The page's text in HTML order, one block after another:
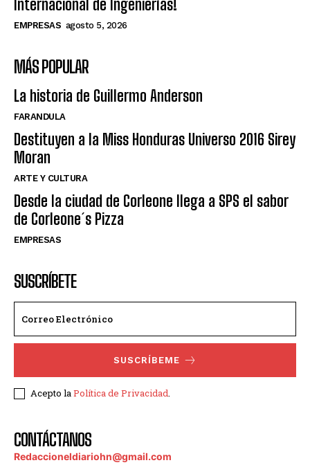
Internacional de Ingenierías!
EMPRESAS agosto 5, 2026
MÁS POPULAR
La historia de Guillermo Anderson
FARANDULA
Destituyen a la Miss Honduras Universo 2016 Sirey
Moran
ARTE Y CULTURA
Desde la ciudad de Corleone llega a SPS el sabor
de Corleone´s Pizza
EMPRESAS
SUSCRÍBETE
SUSCRÍBEME
Acepto laPolítica de Privacidad.
CONTÁCTANOS
Redaccioneldiariohn@gmail.com